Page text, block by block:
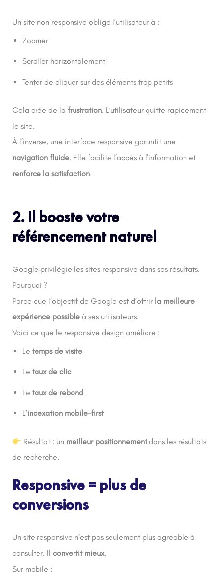
Un site non responsive oblige l’utilisateur à :
Zoomer
Scroller horizontalement
Tenter de cliquer sur des éléments trop petits
Cela crée de la frustration. L’utilisateur quitte rapidement
le site.
À l’inverse, une interface responsive garantit une
navigation fluide. Elle facilite l’accès à l’information et
renforce la satisfaction.
2. Il booste votre
référencement naturel
Google privilégie les sites responsive dans ses résultats.
Pourquoi ?
Parce que l’objectif de Google est d’offrir la meilleure
expérience possible à ses utilisateurs.
Voici ce que le responsive design améliore :
Le temps de visite
Le taux de clic
Le taux de rebond
L’indexation mobile-first
Résultat : un meilleur positionnementdans les résultats
de recherche.
Responsive = plus de
conversions
Un site responsive n’est pas seulement plus agréable à
consulter. Il convertit mieux.
Sur mobile :